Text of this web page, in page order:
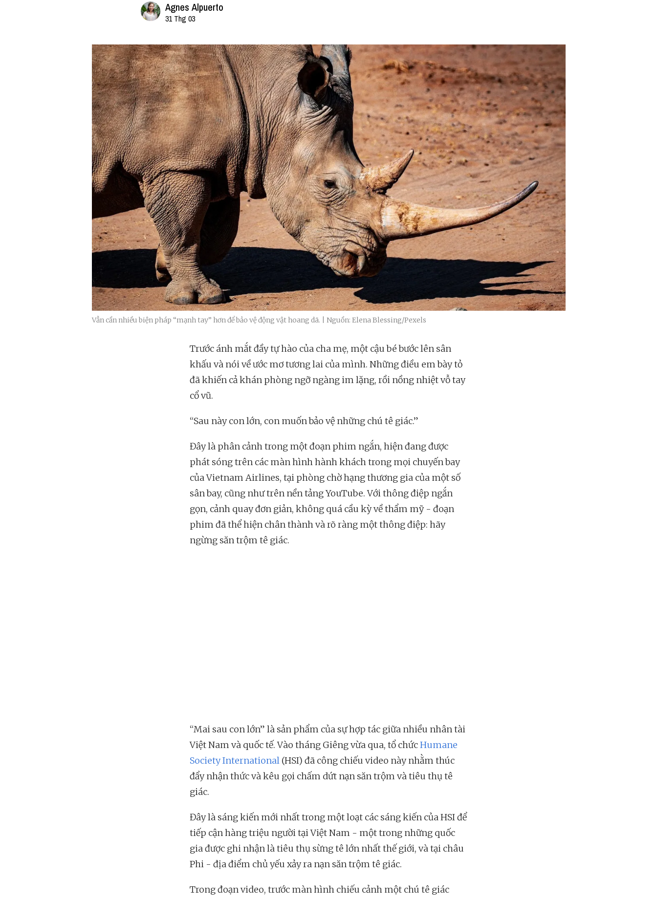
Agnes Alpuerto
31 Thg 03
Vẫn cần nhiều biện pháp “mạnh tay” hơn để bảo vệ động vật hoang dã. | Nguồn: Elena Blessing/Pexels
Trước ánh mắt đầy tự hào của cha mẹ, một cậu bé bước lên sân
khấu và nói về ước mơ tương lai của mình. Những điều em bày tỏ
đã khiến cả khán phòng ngỡ ngàng im lặng, rồi nồng nhiệt vỗ tay
cổ vũ.
“Sau này con lớn, con muốn bảo vệ những chú tê giác.”
Đây là phân cảnh trong một đoạn phim ngắn, hiện đang được
phát sóng trên các màn hình hành khách trong mọi chuyến bay
của Vietnam Airlines, tại phòng chờ hạng thương gia của một số
sân bay, cũng như trên nền tảng YouTube. Với thông điệp ngắn
gọn, cảnh quay đơn giản, không quá cầu kỳ về thẩm mỹ - đoạn
phim đã thể hiện chân thành và rõ ràng một thông điệp: hãy
ngừng săn trộm tê giác.
“Mai sau con lớn” là sản phẩm của sự hợp tác giữa nhiều nhân tài
Việt Nam và quốc tế. Vào tháng Giêng vừa qua, tổ chứcHumane
Society International (HSI) đã công chiếu video này nhằm thúc
đẩy nhận thức và kêu gọi chấm dứt nạn săn trộm và tiêu thụ tê
giác.
Đây là sáng kiến mới nhất trong một loạt các sáng kiến của HSI để
tiếp cận hàng triệu người tại Việt Nam - một trong những quốc
gia được ghi nhận là tiêu thụ sừng tê lớn nhất thế giới, và tại châu
Phi - địa điểm chủ yếu xảy ra nạn săn trộm tê giác.
Trong đoạn video, trước màn hình chiếu cảnh một chú tê giác